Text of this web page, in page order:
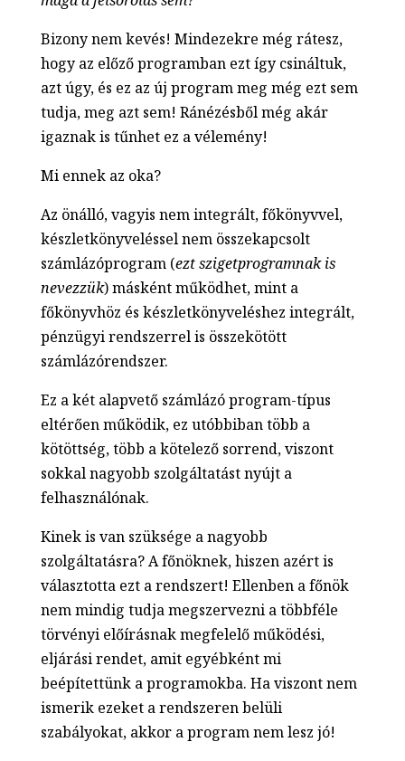
Bizony nem kevés! Mindezekre még rátesz,
hogy az előző programban ezt így csináltuk,
azt úgy, és ez az új program meg még ezt sem
tudja, meg azt sem! Ránézésből még akár
igaznak is tűnhet ez a vélemény!
Mi ennek az oka?
Az önálló, vagyis nem integrált, főkönyvvel,
készletkönyveléssel nem összekapcsolt
számlázóprogram (ezt szigetprogramnak is
nevezzük) másként működhet, mint a
főkönyvhöz és készletkönyveléshez integrált,
pénzügyi rendszerrel is összekötött
számlázórendszer.
Ez a két alapvető számlázó program-típus
eltérően működik, ez utóbbiban több a
kötöttség, több a kötelező sorrend, viszont
sokkal nagyobb szolgáltatást nyújt a
felhasználónak.
Kinek is van szüksége a nagyobb
szolgáltatásra? A főnöknek, hiszen azért is
választotta ezt a rendszert! Ellenben a főnök
nem mindig tudja megszervezni a többféle
törvényi előírásnak megfelelő működési,
eljárási rendet, amit egyébként mi
beépítettünk a programokba. Ha viszont nem
ismerik ezeket a rendszeren belüli
szabályokat, akkor a program nem lesz jó!